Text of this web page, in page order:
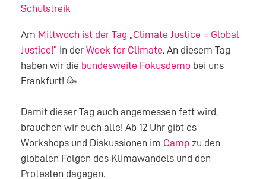
Schulstreik
Am Mittwoch ist der Tag „Climate Justice = Global
Justice!“ in derWeek for Climate. An diesem Tag
haben wir die bundesweite Fokusdemo bei uns
Frankfurt! 🥳
Damit dieser Tag auch angemessen fett wird,
brauchen wir euch alle! Ab 12 Uhr gibt es
Workshops und Diskussionen im Camp zu den
globalen Folgen des Klimawandels und den
Protesten dagegen.